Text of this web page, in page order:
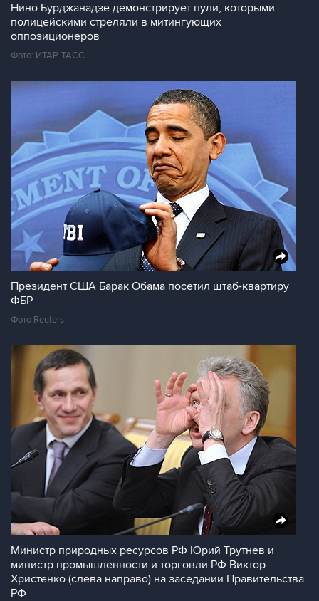
Нино Бурджанадзе демонстрирует пули, которыми
полицейскими стреляли в митингующих
оппозиционеров
Фото: ИТАР-ТАСС
Президент США Барак Обама посетил штаб-квартиру
ФБР
Фото Reuters
Министр природных ресурсов РФ Юрий Трутнев и
министр промышленности и торговли РФ Виктор
Христенко (слева направо) на заседании Правительства
РФ